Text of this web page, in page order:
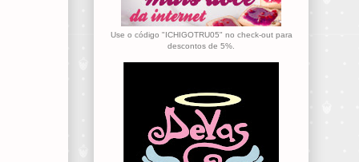
Use o código "ICHIGOTRU05" no check-out para
descontos de 5%.